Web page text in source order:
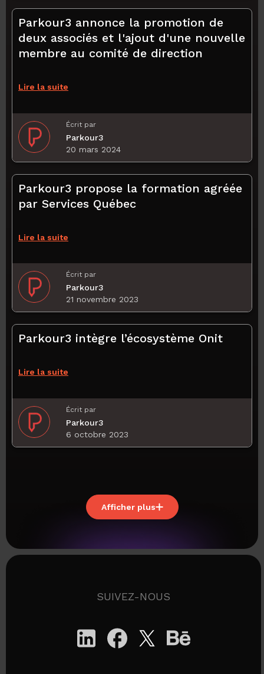
Parkour3 annonce la promotion de
deux associés et l'ajout d'une nouvelle
membre au comité de direction
Lire la suite
Écrit par
Parkour3
20 mars 2024
Parkour3 propose la formation agréée
par Services Québec
Lire la suite
Écrit par
Parkour3
21 novembre 2023
Parkour3 intègre l’écosystème Onit
Lire la suite
Écrit par
Parkour3
6 octobre 2023
Afficher plus
SUIVEZ-NOUS